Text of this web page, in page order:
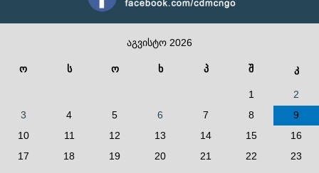
აგვისტო 2026
ო ს ო ხ პ შ კ
1
2
3
4 5 6 7 8
9
10
11 12 13 14 15
16
17
18 19 20 21 22
23